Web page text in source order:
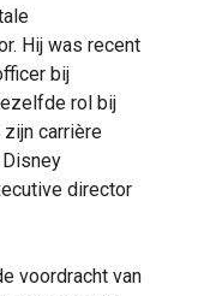
Hij was recent
bij
rol bij
zijn carrière
director
voordracht van